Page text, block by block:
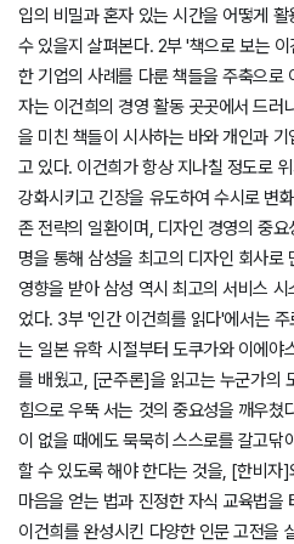
입의 비밀과 혼자 있는 시간을 어떻게
수 있을지 살펴본다. 2부 '책으로 보는
한 기업의 사례를 다룬 책들을 주축으로
자는 이건희의 경영 활동 곳곳에서 드러
을 미친 책들이 시사하는 바와 개인과
고 있다. 이건희가 항상 지나칠 정도로
강화시키고 긴장을 유도하여 수시로 변
존 전략의 일환이며, 디자인 경영의 중
명을 통해 삼성을 최고의 디자인 회사로
영향을 받아 삼성 역시 최고의 서비스
었다. 3부 '인간 이건희를 읽다'에서는
는 일본 유학 시절부터 도쿠가와 이에야
를 배웠고, [군주론]을 읽고는 누군가의
힘으로 우뚝 서는 것의 중요성을 깨우
이 없을 때에도 묵묵히 스스로를 갈고닦
할 수 있도록 해야 한다는 것을, [한비자
마음을 얻는 법과 진정한 자식 교육법
이건희를 완성시킨 다양한 인문 고전을